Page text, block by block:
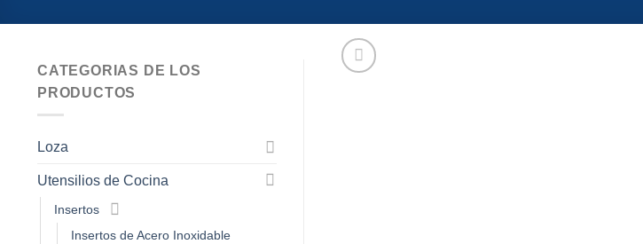
CATEGORIAS DE LOS
PRODUCTOS
Loza
Utensilios de Cocina
Insertos
Insertos de Acero Inoxidable